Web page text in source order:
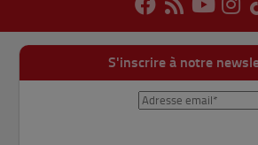
S'inscrire à notre